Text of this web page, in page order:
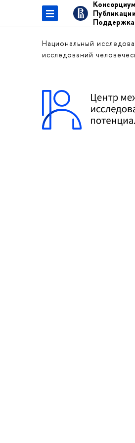
Консорциум
Публикации
Национальный
исследований